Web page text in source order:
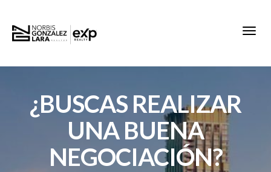
¿BUSCAS REALIZAR
UNA BUENA
NEGOCIACIÓN?